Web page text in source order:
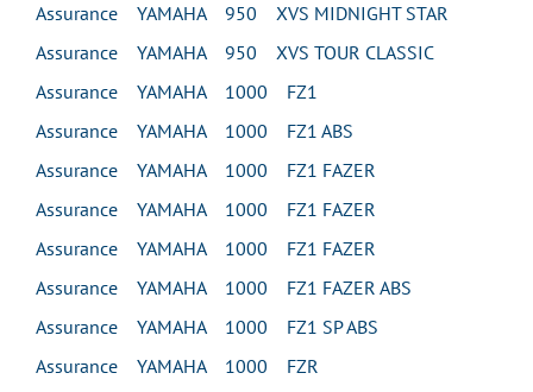
Assurance YAMAHA 950 XVS MIDNIGHT STAR
Assurance YAMAHA 950 XVS TOUR CLASSIC
Assurance YAMAHA 1000 FZ1
Assurance YAMAHA 1000 FZ1 ABS
Assurance YAMAHA 1000 FZ1 FAZER
Assurance YAMAHA 1000 FZ1 FAZER
Assurance YAMAHA 1000 FZ1 FAZER
Assurance YAMAHA 1000 FZ1 FAZER ABS
Assurance YAMAHA 1000 FZ1 SP ABS
Assurance YAMAHA 1000 FZR